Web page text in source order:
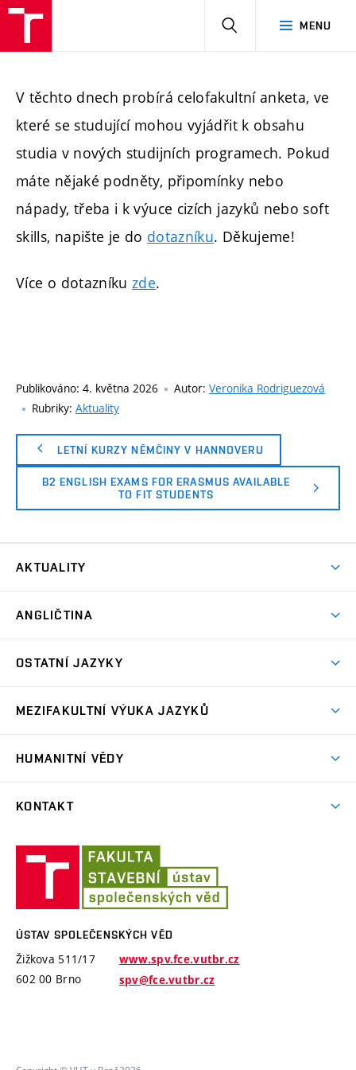
MENU
V těchto dnech probírá celofakultní anketa, ve
které se studující mohou vyjádřit k obsahu
studia v nových studijních programech. Pokud
máte nějaké podněty, připomínky nebo
nápady, třeba i k výuce cizích jazyků nebo soft
skills, napište je do dotazníku. Děkujeme!
Více o dotazníku zde.
Publikováno: 4. května 2026 Autor: Veronika Rodriguezová
Rubriky: Aktuality
LETNÍ KURZY NĚMČINY V HANNOVERU
B2 ENGLISH EXAMS FOR ERASMUS AVAILABLE
TO FIT STUDENTS
AKTUALITY
ANGLIČTINA
Kombinované studium
Uznávání zkoušek
Kurzy pro mírně pokročilé
Kurzy pro středně pokročilé
Kurzy pro výše středně pokročilé
Kurzy pro pokročilé
OSTATNÍ JAZYKY
Italština
Ruština
MEZIFAKULTNÍ VÝUKA JAZYKŮ
Studenti FP
HUMANITNÍ VĚDY
Doktorské studium
KONTAKT
Platby
Zaměstnanci
ÚSTAV SPOLEČENSKÝCH VĚD
Žižkova 511/17
602 00 Brno
www.spv.fce.vutbr.cz
spv@fce.vutbr.cz